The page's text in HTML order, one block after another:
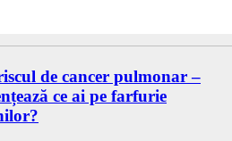
de cancer pulmonar –
ce ai pe farfurie